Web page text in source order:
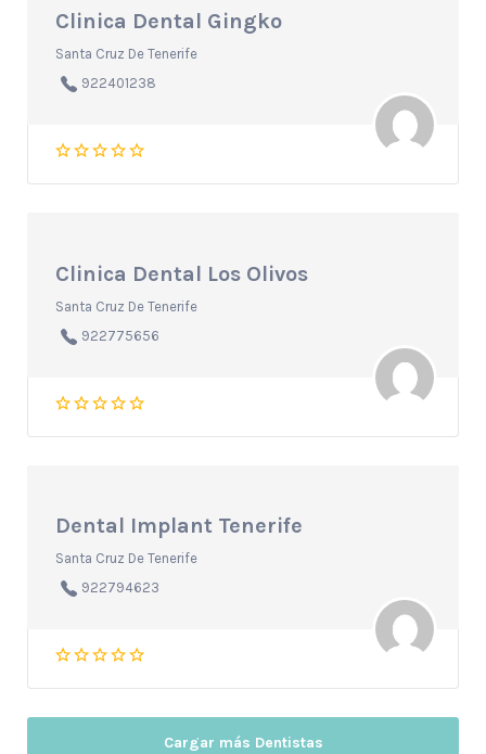
Clinica Dental Gingko
Santa Cruz De Tenerife
922401238
Clinica Dental Los Olivos
Santa Cruz De Tenerife
922775656
Dental Implant Tenerife
Santa Cruz De Tenerife
922794623
Cargar más Dentistas